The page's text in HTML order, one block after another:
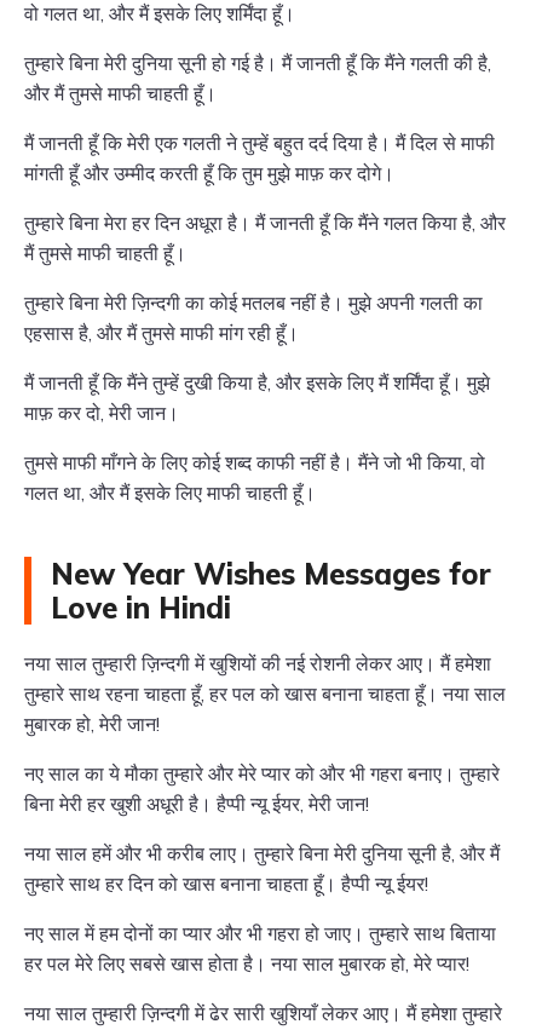
वो गलत था, और मैं इसके लिए शर्मिंदा हूँ।
तुम्हारे बिना मेरी दुनिया सूनी हो गई है। मैं जानती हूँ कि मैंने गलती की है,
और मैं तुमसे माफी चाहती हूँ।
मैं जानती हूँ कि मेरी एक गलती ने तुम्हें बहुत दर्द दिया है। मैं दिल से माफी
मांगती हूँ और उम्मीद करती हूँ कि तुम मुझे माफ़ कर दोगे।
तुम्हारे बिना मेरा हर दिन अधूरा है। मैं जानती हूँ कि मैंने गलत किया है, और
मैं तुमसे माफी चाहती हूँ।
तुम्हारे बिना मेरी ज़िन्दगी का कोई मतलब नहीं है। मुझे अपनी गलती का
एहसास है, और मैं तुमसे माफी मांग रही हूँ।
मैं जानती हूँ कि मैंने तुम्हें दुखी किया है, और इसके लिए मैं शर्मिंदा हूँ। मुझे
माफ़ कर दो, मेरी जान।
तुमसे माफी माँगने के लिए कोई शब्द काफी नहीं है। मैंने जो भी किया, वो
गलत था, और मैं इसके लिए माफी चाहती हूँ।
New Year Wishes Messages for
Love in Hindi
नया साल तुम्हारी ज़िन्दगी में खुशियों की नई रोशनी लेकर आए। मैं हमेशा
तुम्हारे साथ रहना चाहता हूँ, हर पल को खास बनाना चाहता हूँ। नया साल
मुबारक हो, मेरी जान!
नए साल का ये मौका तुम्हारे और मेरे प्यार को और भी गहरा बनाए। तुम्हारे
बिना मेरी हर खुशी अधूरी है। हैप्पी न्यू ईयर, मेरी जान!
नया साल हमें और भी करीब लाए। तुम्हारे बिना मेरी दुनिया सूनी है, और मैं
तुम्हारे साथ हर दिन को खास बनाना चाहता हूँ। हैप्पी न्यू ईयर!
नए साल में हम दोनों का प्यार और भी गहरा हो जाए। तुम्हारे साथ बिताया
हर पल मेरे लिए सबसे खास होता है। नया साल मुबारक हो, मेरे प्यार!
नया साल तुम्हारी ज़िन्दगी में ढेर सारी खुशियाँ लेकर आए। मैं हमेशा तुम्हारे